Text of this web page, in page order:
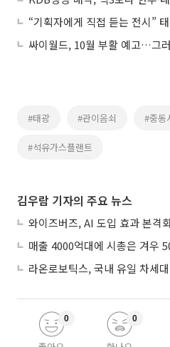
#태광 #관이음쇠 #중동
#석유가스플랜트
김우람 기자의 주요 뉴스
0 0